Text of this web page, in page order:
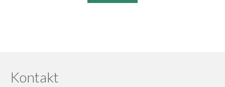
Kontakt